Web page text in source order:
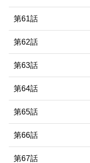
第61話
第62話
第63話
第64話
第65話
第66話
第67話